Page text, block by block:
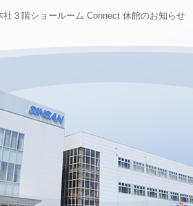
社３階ショールーム Connect 休館のお知らせ